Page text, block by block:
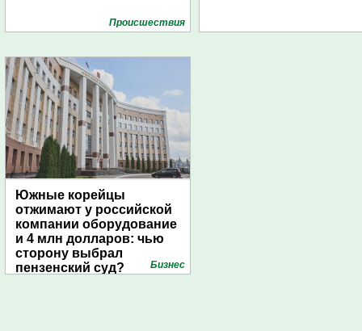
Проиcшествия
Южные корейцы
отжимают у российской
компании оборудование
и 4 млн долларов: чью
сторону выбрал
пензенский суд?
Бизнес